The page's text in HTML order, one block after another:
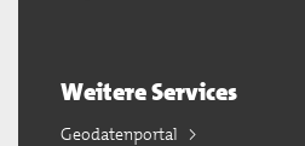
Weitere Services
Geodatenportal